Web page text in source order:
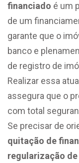
financiado é um
de um
garante que o
banco e
de registro de
Realizar essa
assegura que o
com total
Se precisar de
quitação de
regularização